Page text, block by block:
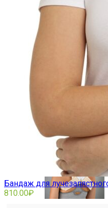
ПОЯСНИЧНЫЕ
ПОЯСНИЧНО-
Бандаж для
810.00₽